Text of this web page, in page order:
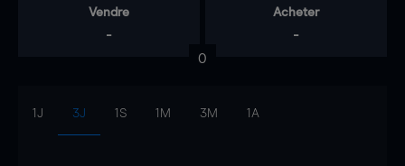
Vendre
-
Acheter
-
0
1J 3J 1S 1M 3M 1A